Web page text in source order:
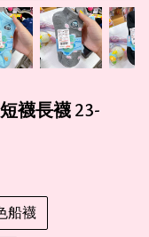
襪長襪 23-
船襪